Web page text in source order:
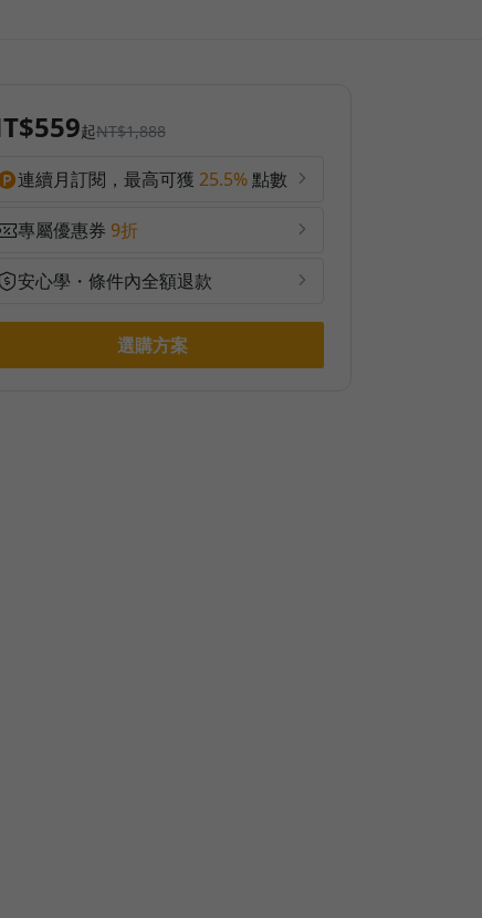
起NT$1,888
連續月訂閱，最高可獲 25.5%點數
專屬優惠券 9折
安心學・條件內全額退款
選購方案